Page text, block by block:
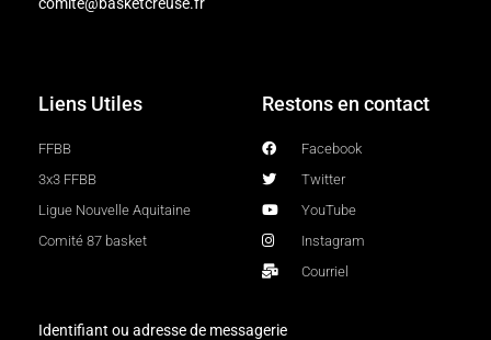
Liens Utiles
FFBB
3x3 FFBB
Ligue Nouvelle Aquitaine
Comité 87 basket
Restons en contact
Facebook
Twitter
YouTube
Instagram
Courriel
Identifiant ou adresse de messagerie